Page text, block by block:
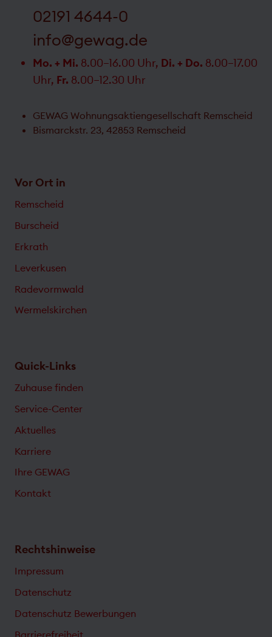
02191 4644-0
info@gewag.de
Mo. + Mi. 8.00–16.00 Uhr, Di. + Do. 8.00–17.00
Uhr, Fr. 8.00–12.30 Uhr
GEWAG Wohnungsaktiengesellschaft Remscheid
Bismarckstr. 23, 42853 Remscheid
Vor Ort in
Remscheid
Burscheid
Erkrath
Leverkusen
Radevormwald
Wermelskirchen
Quick-Links
Zuhause finden
Service-Center
Aktuelles
Karriere
Ihre GEWAG
Kontakt
Rechtshinweise
Impressum
Datenschutz
Datenschutz Bewerbungen
Barrierefreiheit